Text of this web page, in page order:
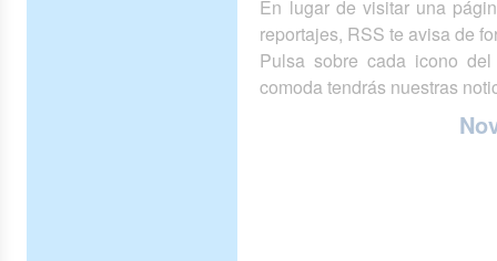
En lugar de visitar una
reportajes, RSS te avisa de
Pulsa sobre cada icono
comoda tendrás nuestras